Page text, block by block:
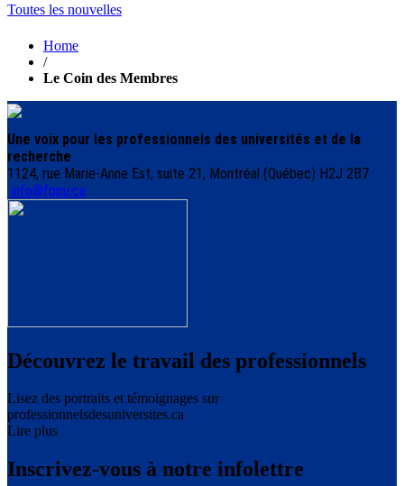
Toutes les nouvelles
Home
/
Le Coin des Membres
Une voix pour les professionnels des universités et de la
recherche
1124, rue Marie-Anne Est, suite 21, Montréal (Québec) H2J 2B7
info@fppu.ca
Découvrez le travail des professionnels
Lisez des portraits et témoignages sur
professionnelsdesuniversites.ca
Lire plus
Inscrivez-vous à notre infolettre